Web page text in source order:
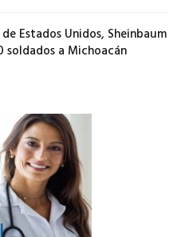
Estados Unidos, Sheinbaum
soldados a Michoacán